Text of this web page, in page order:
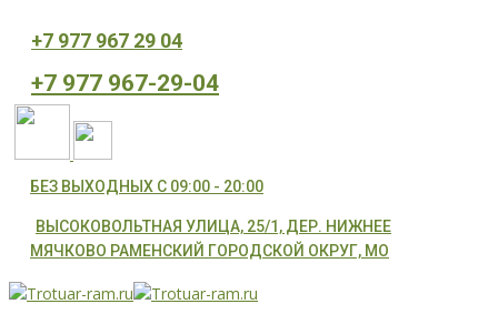
⁦+7 977 967 29 04
⁦+7 977 967-29-04
БЕЗ ВЫХОДНЫХ С 09:00 - 20:00
ВЫСОКОВОЛЬТНАЯ УЛИЦА, 25/1, ДЕР. НИЖНЕЕ
МЯЧКОВО РАМЕНСКИЙ ГОРОДСКОЙ ОКРУГ, МО